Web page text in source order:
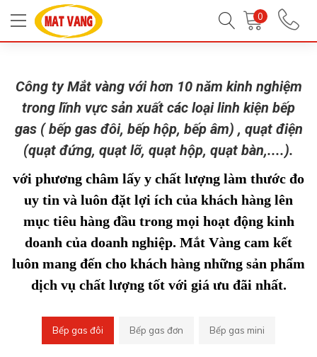
0
Trang chủ Bếp gas sỉ
Công ty Mắt vàng với hơn 10 năm kinh nghiệm
trong lĩnh vực sản xuất các loại linh kiện bếp
gas ( bếp gas đôi, bếp hộp, bếp âm) , quạt điện
(quạt đứng, quạt lỡ, quạt hộp, quạt bàn,....).
với phương châm lấy y chất lượng làm thước đo
uy tin và luôn đặt lợi ích của khách hàng lên
mục tiêu hàng đầu trong mọi hoạt động kinh
doanh của doanh nghiệp. Mắt Vàng cam kết
luôn mang đến cho khách hàng những sản phẩm
dịch vụ chất lượng tốt với giá ưu đãi nhất.
Bếp gas đôi Bếp gas đơn Bếp gas mini